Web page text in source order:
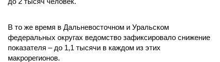
В то же время в Дальневосточном и Уральском
федеральных округах ведомство зафиксировало снижение
показателя – до 1,1 тысячи в каждом из этих
макрорегионов.